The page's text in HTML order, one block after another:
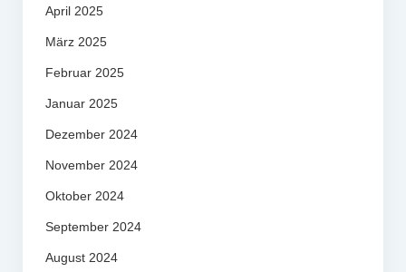
April 2025
März 2025
Februar 2025
Januar 2025
Dezember 2024
November 2024
Oktober 2024
September 2024
August 2024